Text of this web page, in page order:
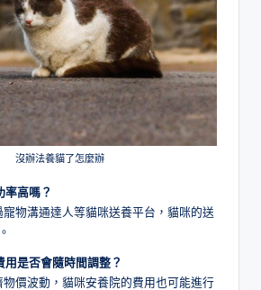
沒辦法養貓了怎麼辦
率高嗎？
物溝通達人等貓咪送養平台，貓咪的送
是否會隨時間調整？
價波動，貓咪安養院的費用也可能進行